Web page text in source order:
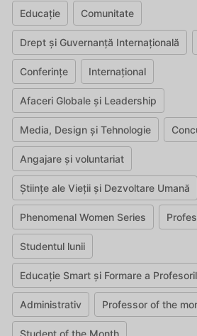
Educație Comunitate
Drept și Guvernanță Internațională
Conferințe Internațional
Afaceri Globale și Leadership
Media, Design și Tehnologie
Angajare și voluntariat
Științe ale Vieții și Dezvoltare Umană
Phenomenal Women Series
Studentul lunii
Educație Smart și Formare a
Administrativ Professor of the